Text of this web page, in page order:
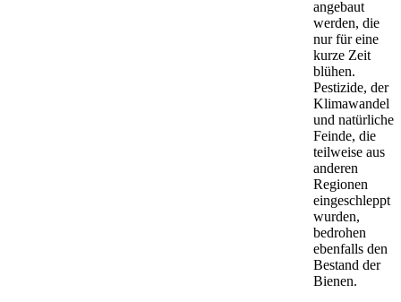
angebaut
werden, die
nur für eine
kurze Zeit
blühen.
Pestizide, der
Klimawandel
und natürliche
Feinde, die
teilweise aus
anderen
Regionen
eingeschleppt
wurden,
bedrohen
ebenfalls den
Bestand der
Bienen.